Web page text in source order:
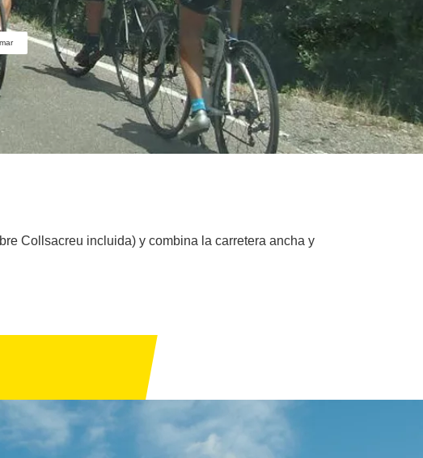
Collsacreu incluida) y combina la carretera ancha y